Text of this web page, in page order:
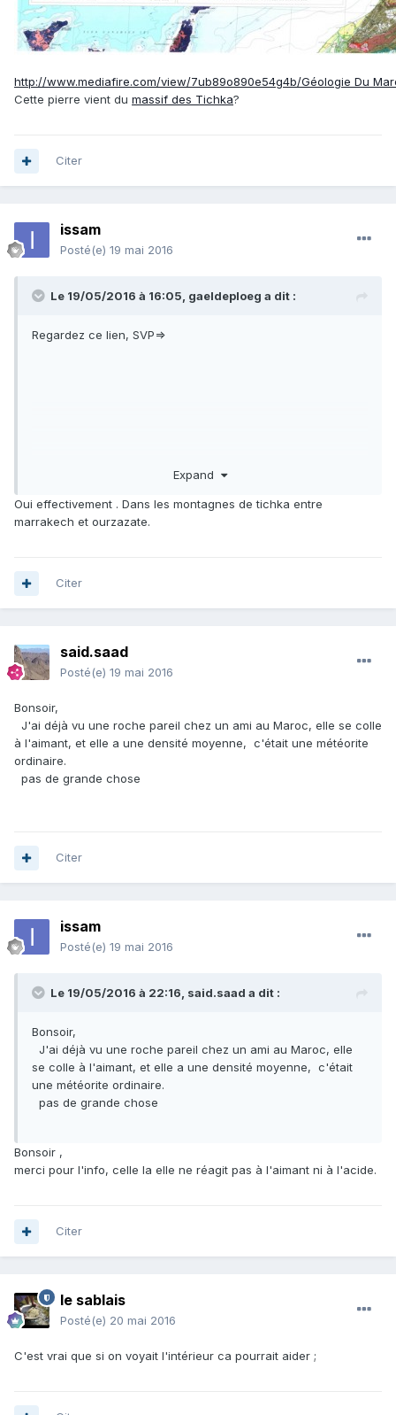
http://www.mediafire.com/view/7ub89o890e54g4b/Géologie Du
Cette pierre vient du massif des Tichka?
Citer
issam
Posté(e) 19 mai 2016
Le 19/05/2016 à 16:05, gaeldeploeg a dit :
Regardez ce lien, SVP=>
il y a la carte géologique du Maroc sur le forum!
http://www.mediafire.com/view/7ub89o890e54g4b/Géologie Du
Cette pierre vient du
Expand
Oui effectivement . Dans les montagnes de tichka entre
marrakech et ourzazate.
Citer
said.saad
Posté(e) 19 mai 2016
Bonsoir,
J'ai déjà vu une roche pareil chez un ami au Maroc, elle se colle
à l'aimant, et elle a une densité moyenne, c'était une météorite
ordinaire.
pas de grande chose
Citer
issam
Posté(e) 19 mai 2016
Le 19/05/2016 à 22:16, said.saad a dit :
Bonsoir,
J'ai déjà vu une roche pareil chez un ami au Maroc, elle
se colle à l'aimant, et elle a une densité moyenne, c'était
une météorite ordinaire.
pas de grande chose
Bonsoir ,
merci pour l'info, celle la elle ne réagit pas à l'aimant ni à l'acide.
Citer
le sablais
Posté(e) 20 mai 2016
C'est vrai que si on voyait l'intérieur ca pourrait aider ;